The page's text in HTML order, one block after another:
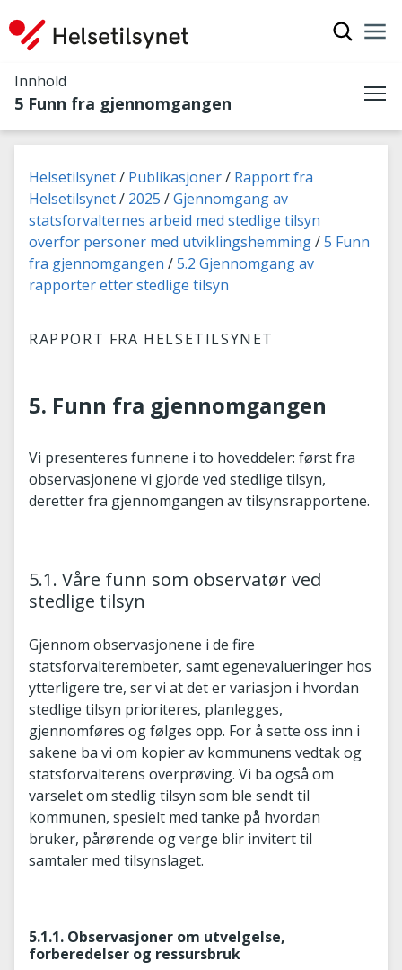
Innhold
5 Funn fra gjennomgangen
Du er her:
Helsetilsynet Publikasjoner
Rapport fra
Helsetilsynet
2025
Gjennomgang av
statsforvalternes arbeid med stedlige tilsyn
overfor personer med utviklingshemming
5 Funn
fra gjennomgangen
5.2 Gjennomgang av
rapporter etter stedlige tilsyn
RAPPORT FRA HELSETILSYNET
5. Funn fra gjennomgangen
Vi presenteres funnene i to hoveddeler: først fra
observasjonene vi gjorde ved stedlige tilsyn,
deretter fra gjennomgangen av tilsynsrapportene.
5.1. Våre funn som observatør ved
stedlige tilsyn
Gjennom observasjonene i de fire
statsforvalterembeter, samt egenevalueringer hos
ytterligere tre, ser vi at det er variasjon i hvordan
stedlige tilsyn prioriteres, planlegges,
gjennomføres og følges opp. For å sette oss inn i
sakene ba vi om kopier av kommunens vedtak og
statsforvalterens overprøving. Vi ba også om
varselet om stedlig tilsyn som ble sendt til
kommunen, spesielt med tanke på hvordan
bruker, pårørende og verge blir invitert til
samtaler med tilsynslaget.
5.1.1. Observasjoner om utvelgelse,
forberedelser og ressursbruk